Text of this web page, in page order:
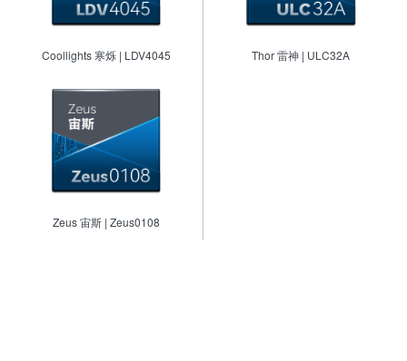
Coollights 寒烁 | LDV4045 Thor 雷神 | ULC32A
Zeus 宙斯 | Zeus0108